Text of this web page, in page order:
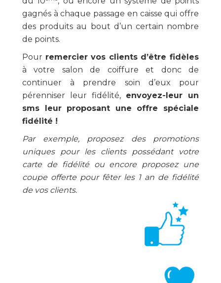
gagnés à chaque passage en caisse qui offre
des produits au bout d’un certain nombre
de points.
Pour remercier vos clients d’être fidèles
à votre salon de coiffure et donc de
continuer à prendre soin d’eux pour
pérenniser leur fidélité, envoyez-leur un
sms leur proposant une offre spéciale
fidélité !
Par exemple, proposez des promotions
uniques pour les clients possédant votre
carte de fidélité ou encore proposez une
coupe offerte pour fêter les 1 an de fidélité
de vos clients.